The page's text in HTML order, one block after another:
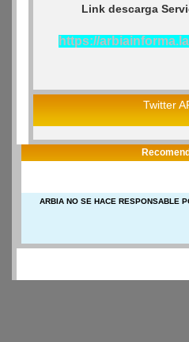
Link descarga
https://
Twitter
ARBIA NO SE HACE RESPONSABLE